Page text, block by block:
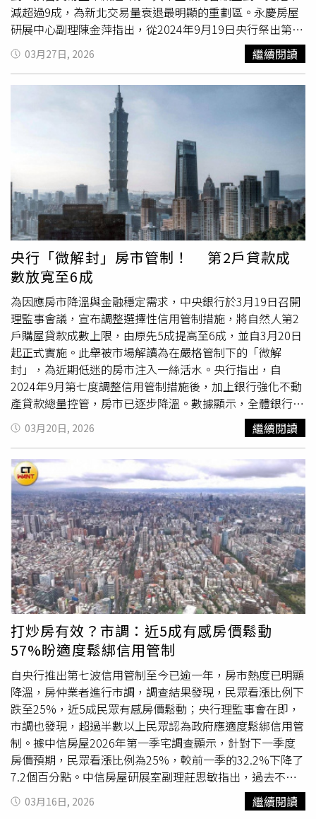
待。（圖／業者提供）我們想得比消費者更多更遠,更打出
口號「不怕你來比，就怕你不比」。此次由在地深耕逾三十
五年的松陽機構打造，從「心」出發，強調品質與格局細
節。並導入多項科技智能系統，並結合飯店式物業管理與五
星級全齡公設規劃，提升整體生活幸福感。在房市趨於理性
的環境下，兼具「可負擔門檻」與「區域成長題材」的產品
逐漸受到市場青睞。隨著AI產業與交通建設持續推進，土城
永寧目前生活機能與交通動線都為成熟,且還有各項開發建
設陸續進行中，重點是此區為房價凹陷區，對於首購與
勢必前來參考的優質地段。官網https://fuli.songyang.tw/
臉書https://www.facebook.com/profile.php?
id=61586622374042
門窗、Panasonic洗碗機、American Standard衛浴品牌等，
為在地換屋族、首購族，提供實用機能且「可塑性」極強產
品，滿足不同階段的居住可能。在城市發展持續推進、軌道
建設逐步到位之下，提供一處能同時兼顧當下生活便利與未
來成長潛力的居住選擇。桃園人的信義區－藝文特區G11站
串連起新世代焦點──藝文特區，新穎、摩登的建築街廓，
更讓此地有「桃園人的信義區」的美名，預計2029年即將
進駐開幕的「京站廣場」也為市心版圖帶來更多人潮與錢
潮。而此區域更有約25間銀行分行，成為名符其實的核心金
融商圈。綠捷串聯桃園國際機場，世界第一站桃園機場是全
國規模最大、航線最完善的國際樞紐，加上桃園機場第三航
廈已部分啟用，桃園作為台灣前進世界的第一站，不必進行
跨縣市移動，將生活動線延伸至國際。同時透過轉乘機捷，
可到達A18站，轉乘高鐵更快速通往其他城市。綠捷串聯台
鐵桃園新站，接軌全台都心捷運G07桃園車站，新站計畫預
計2032年完工，站體融入商場，車站除由台鐵、綠線、棕
線三鐵共構，未來桃園新站更能成為一條貫穿全台的交通主
幹。桃園新站示意圖。（圖／業者提供）陸昇G9湛接待中
心：桃園市桃園區中正路463號預約專線：03-339-0777建
案網址：https://urbanluxury.hct.tw/
減超過9成，為新北交易量衰退最明顯的重劃區。永慶房屋
研展中心副理陳金萍指出，從2024年9月19日央行祭出第七
波選擇性信用管制後，成功扭轉民眾看漲房價的預期心理，
市場氛圍轉趨保守觀望，投資買盤大幅減少，加上銀行房貸
緊縮持續下，預售屋買氣迅速降溫，交易量快速下修。其
中，新北有7個重劃區交易量年減幅度皆逾7成，包括暫緩重
劃區、副都心重劃區、塭仔圳重劃區等。陳金萍表示，隨著
近年重劃區預售屋價格持續攀升，首購族與
檻快速提高，購屋負擔也明顯加重。再加上2025年延續
2024下半年以來的低迷市況，市場觀望氣氛濃厚，消費者
多期待價格出現一定幅度修正後才願意進場，進一步使得這
些重劃區在2025年的預售市場交易量出現明顯萎縮。土城
暫緩重劃區的預售交易量從2024年615件迅速下滑至2025
年53件，年減幅達9成。陳金萍說明，暫緩重劃區位處土城
核心區，鄰近成熟商圈與捷運海山站，生活機能與交通條件
完善，過去因房價相對親民，吸引不少新婚家庭與小資族購
屋，成為新北重劃區亮點。然而近年預售屋價格快速攀升，
購屋門檻提高，加上整體房市觀望氣氛濃厚，消費者購屋態
度轉趨保守，導致2025年交易量顯著萎縮。值得注意的
是，新莊3個重劃區中就有2個重劃區預售交易量年減幅超過
7成。陳金萍分析，新莊的副都心與塭仔圳重劃區，具備大
面積整體開發、都市規劃完善，以及捷運建設與產業進駐等
多項優勢，未來發展潛力備受看好，且房價相較鄰近的板
橋、三重具親民優勢，吸引不少新婚與首購族關注，但
2025年當地預售交易量仍出現明顯量縮，主要還是受整體
房市氛圍影響，購屋族群出手意願降低，導致買氣不佳、交
易量明顯下滑。
03月27日, 2026 繼續閱讀
央行「微解封」房市管制！ 第2戶貸款成
數放寬至6成
為因應房市降溫與金融穩定需求，中央銀行於3月19日召開
理監事會議，宣布調整選擇性信用管制措施，將自然人第2
戶購屋貸款成數上限，由原先5成提高至6成，並自3月20日
起正式實施。此舉被市場解讀為在嚴格管制下的「微解
封」，為近期低迷的房市注入一絲活水。央行指出，自
2024年9月第七度調整信用管制措施後，加上銀行強化不動
產貸款總量控管，房市已逐步降溫。數據顯示，全體銀行不
動產貸款占總放款比率，已由2024年6月的37.6%高點，回
落至2026年2月的36.0%；不動產貸款年增率亦由9.4%降至
3.7%，顯示資金過度集中房市的情況已有改善。此外，房
價漲勢趨緩、交易量降溫，投機炒作情形也明顯減少。在此
背景下，央行考量部分民眾申請第2戶貸款主要為自住或家
庭需求，決定適度放寬限制，減輕換屋族資金壓力，同時兼
顧市場穩定。房市專家指出，雖僅放寬1成，但對需同時負
擔舊屋與新屋的族群而言，自備款壓力可望顯著降低，有助
打破近期買賣雙方僵局。央行第七波信用管制微調重點。
（圖／央行提供）央行鬆綁救房市 2026年迎久違甘霖住商
不動產企劃研究室執行總監徐佳馨認為，此次理監事會議釋
出善意，針對第二戶限貸令微調，為換屋族群解套，堪稱市
場久違的小驚喜，算回應市場的殷殷期盼。徐佳馨補充，央
行本次跌破眼鏡，針對換屋族的成數放寬，從五成放到六
成，除回應民意外，也是擔心不動產流動性受到影響，進而
產生系統性風險，雖然只有一成，但對產業信心有相當幫
助，也算回應市場的殷殷期盼。政策微調符期待 買賣僵局
浮現轉機大家房屋企劃研究室公關襄理賴志昶認為，如今央
行針對換屋族 群最在意的第2戶房貸成數，由5成放寬至6
成，不僅符合各界對於「微調」的期待，也讓原本陷入僵局
的買賣雙方有轉圜餘地；此外，成數調升有助於大幅減輕換
屋族的自備款壓力，預計能帶動部分觀望的剛性買氣回流，
讓2025年低迷的房市交易量，在2026年總算迎來久違的甘
霖。產業迎洗牌總體檢 買方可望撿「甜甜價」賴志昶建
03月20日, 2026 繼續閱讀
打炒房有效？市調：近5成有感房價鬆動
57%盼適度鬆綁信用管制
自央行推出第七波信用管制至今已逾一年，房市熱度已明顯
降溫，房仲業者進行市調，調查結果發現，民眾看漲比例下
跌至25%，近5成民眾有感房價鬆動；央行理監事會在即，
市調也發現，超過半數以上民眾認為政府應適度鬆綁信用管
制。據中信房屋2026年第一季宅調查顯示，針對下一季度
房價預期，民眾看漲比例為25%，較前一季的32.2%下降了
7.2個百分點。中信房屋研展室副理莊思敏指出，過去不少
民眾對房價抱持「只漲不跌」的迷思，但隨著信用管制與銀
行房貸緊縮等政策持續發酵，市場投機氛圍已逐漸消散，購
03月16日, 2026 繼續閱讀